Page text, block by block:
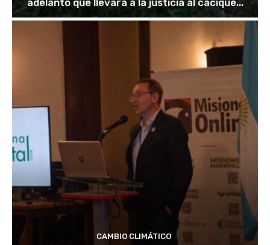
adelantó que llevará a la justicia al cacique...
CAMBIO CLIMÁTICO